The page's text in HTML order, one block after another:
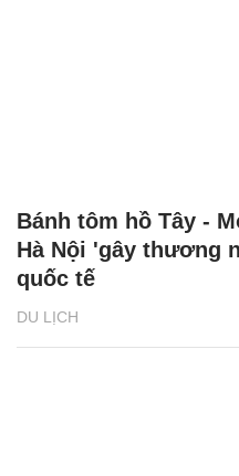
DU LỊCH
Bánh tôm hồ Tây -
Hà Nội 'gây thương
quốc tế